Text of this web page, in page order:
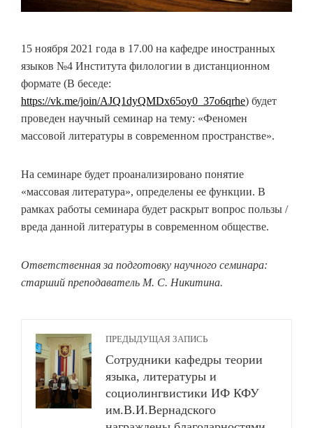
15 ноября 2021 года в 17.00 на кафедре иностранных
языков №4 Института филологии в дистанционном
формате (В беседе:
https://vk.me/join/AJQ1dyQMDx65oy0_37o6qrhe) будет
проведен научный семинар на тему: «Феномен
массовой литературы в современном пространстве».
На семинаре будет проанализировано понятие
«массовая литература», определены ее функции. В
рамках работы семинара будет раскрыт вопрос пользы /
вреда данной литературы в современном обществе.
Ответственная за подготовку научного семинара:
старший преподаватель М. С. Никитина.
ПРЕДЫДУЩАЯ ЗАПИСЬ
Сотрудники кафедры теории
языка, литературы и
социолингвистики ИФ КФУ
им.В.И.Вернадского